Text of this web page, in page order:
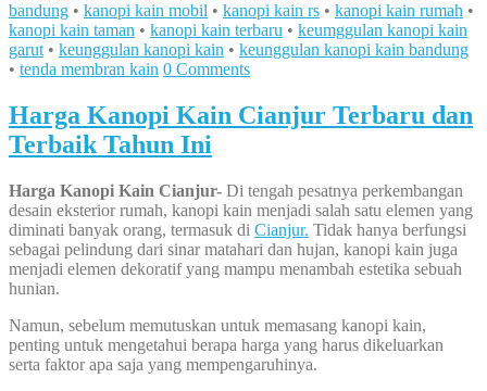
bandung • kanopi kain mobil • kanopi kain rs • kanopi kain rumah •
kanopi kain taman • kanopi kain terbaru • keumggulan kanopi kain
garut • keunggulan kanopi kain • keunggulan kanopi kain bandung
• tenda membran kain 0 Comments
Harga Kanopi Kain Cianjur Terbaru dan
Terbaik Tahun Ini
Harga Kanopi Kain Cianjur- Di tengah pesatnya perkembangan
desain eksterior rumah, kanopi kain menjadi salah satu elemen yang
diminati banyak orang, termasuk di Cianjur. Tidak hanya berfungsi
sebagai pelindung dari sinar matahari dan hujan, kanopi kain juga
menjadi elemen dekoratif yang mampu menambah estetika sebuah
hunian.
Namun, sebelum memutuskan untuk memasang kanopi kain,
penting untuk mengetahui berapa harga yang harus dikeluarkan
serta faktor apa saja yang mempengaruhinya.